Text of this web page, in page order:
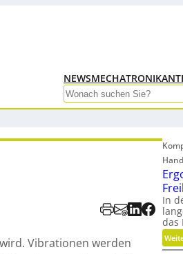
NEWSMECHATRONIK
Search
Vibrationen werden
In
das